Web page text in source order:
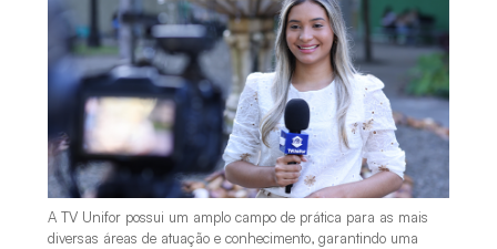
A TV Unifor possui um amplo campo de prática para as mais
diversas áreas de atuação e conhecimento, garantindo uma